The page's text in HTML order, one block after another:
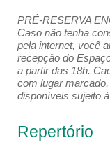
PRÉ-RESERVA
Caso não tenha
pela internet, você
recepção do
a partir das 18h.
com lugar
disponíveis sujeito
Repertório